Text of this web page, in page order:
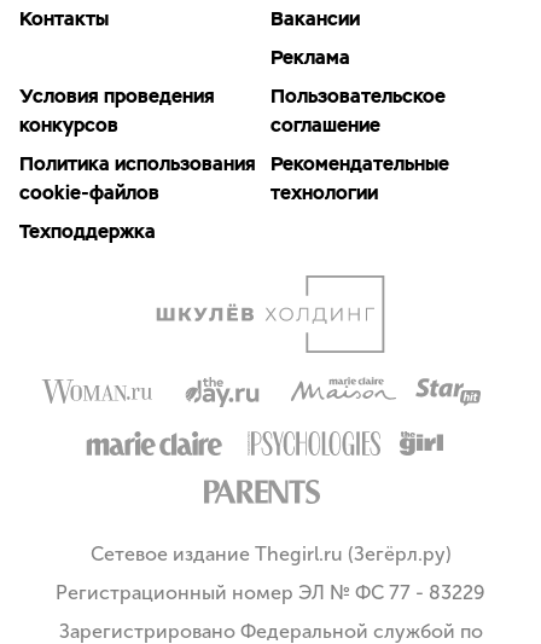
Контакты
Вакансии
Реклама
Условия проведения
конкурсов
Пользовательское
соглашение
Политика использования
cookie-файлов
Рекомендательные
технологии
Техподдержка
Сетевое издание Thegirl.ru (Зегёрл.ру)
Регистрационный номер ЭЛ № ФС 77 - 83229
Зарегистрировано Федеральной службой по